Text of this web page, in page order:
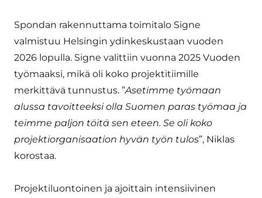
Spondan rakennuttama toimitalo Signe
valmistuu Helsingin ydinkeskustaan vuoden
2026 lopulla. Signe valittiin vuonna 2025 Vuoden
työmaaksi, mikä oli koko projektitiimille
merkittävä tunnustus. ”Asetimme työmaan
alussa tavoitteeksi olla Suomen paras työmaa ja
teimme paljon töitä sen eteen. Se oli koko
projektiorganisaation hyvän työn tulos”, Niklas
korostaa.
Projektiluontoinen ja ajoittain intensiivinen